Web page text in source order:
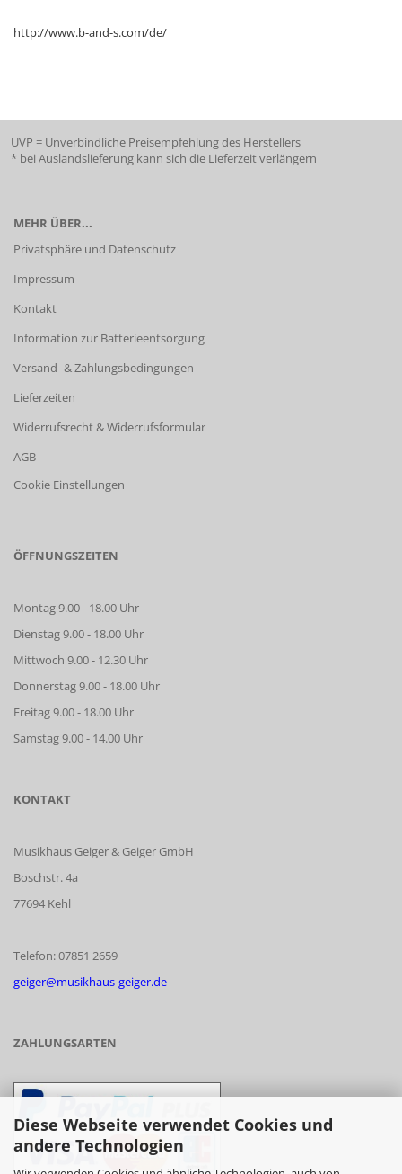
Diese Webseite verwendet Cookies und
andere Technologien
http://www.b-and-s.com/de/
UVP = Unverbindliche Preisempfehlung des Herstellers
* bei Auslandslieferung kann sich die Lieferzeit verlängern
MEHR ÜBER...
Privatsphäre und Datenschutz
Impressum
Kontakt
Information zur Batterieentsorgung
Versand- & Zahlungsbedingungen
Lieferzeiten
Widerrufsrecht & Widerrufsformular
AGB
Cookie Einstellungen
ÖFFNUNGSZEITEN
Montag 9.00 - 18.00 Uhr
Dienstag 9.00 - 18.00 Uhr
Mittwoch 9.00 - 12.30 Uhr
Donnerstag 9.00 - 18.00 Uhr
Freitag 9.00 - 18.00 Uhr
Samstag 9.00 - 14.00 Uhr
KONTAKT
Musikhaus Geiger & Geiger GmbH
Boschstr. 4a
77694 Kehl
Telefon: 07851 2659
geiger@musikhaus-geiger.de
ZAHLUNGSARTEN